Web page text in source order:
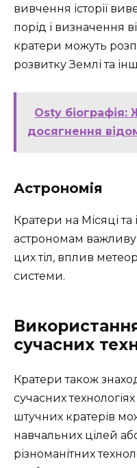
вивчення історії
порід і визначення
кратери можуть
розвитку Землі та
Osty
досягнення
Астрономія
Кратери на Місяці
астрономам важливу
цих тіл, вплив
системи.
сучасних
Кратери також
сучасних
штучних кратерів
навчальних цілей
різноманітних